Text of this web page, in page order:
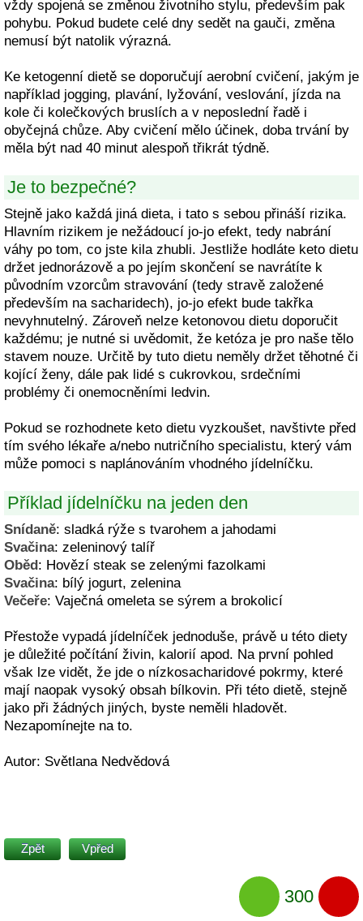
vždy spojená se změnou životního stylu, především pak
pohybu. Pokud budete celé dny sedět na gauči, změna
nemusí být natolik výrazná.
Ke ketogenní dietě se doporučují aerobní cvičení, jakým je
například jogging, plavání, lyžování, veslování, jízda na
kole či kolečkových bruslích a v neposlední řadě i
obyčejná chůze. Aby cvičení mělo účinek, doba trvání by
měla být nad 40 minut alespoň třikrát týdně.
Je to bezpečné?
Stejně jako každá jiná dieta, i tato s sebou přináší rizika.
Hlavním rizikem je nežádoucí jo-jo efekt, tedy nabrání
váhy po tom, co jste kila zhubli. Jestliže hodláte keto dietu
držet jednorázově a po jejím skončení se navrátíte k
původním vzorcům stravování (tedy stravě založené
především na sacharidech), jo-jo efekt bude takřka
nevyhnutelný. Zároveň nelze ketonovou dietu doporučit
každému; je nutné si uvědomit, že ketóza je pro naše tělo
stavem nouze. Určitě by tuto dietu neměly držet těhotné či
kojící ženy, dále pak lidé s cukrovkou, srdečními
problémy či onemocněními ledvin.
Pokud se rozhodnete keto dietu vyzkoušet, navštivte před
tím svého lékaře a/nebo nutričního specialistu, který vám
může pomoci s naplánováním vhodného jídelníčku.
Příklad jídelníčku na jeden den
Snídaně: sladká rýže s tvarohem a jahodami
Svačina: zeleninový talíř
Oběd: Hovězí steak se zelenými fazolkami
Svačina: bílý jogurt, zelenina
Večeře: Vaječná omeleta se sýrem a brokolicí
Přestože vypadá jídelníček jednoduše, právě u této diety
je důležité počítání živin, kalorií apod. Na první pohled
však lze vidět, že jde o nízkosacharidové pokrmy, které
mají naopak vysoký obsah bílkovin. Při této dietě, stejně
jako při žádných jiných, byste neměli hladovět.
Nezapomínejte na to.
Autor: Světlana Nedvědová
Zpět Vpřed
300